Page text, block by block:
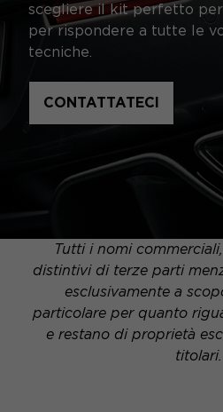
scegliere il kit perfetto
per rispondere a tutte le
tecniche.
CONTATTATECI
Tutti i nomi
distintivi di terze parti
esclusivamente a
particolare per quanto
e restano di proprietà
titolari.